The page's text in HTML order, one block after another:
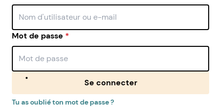
Mot de passe *
Se connecter
Tu as oublié ton mot de passe ?